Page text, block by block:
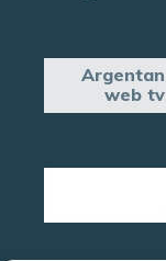
Argentan
web tv